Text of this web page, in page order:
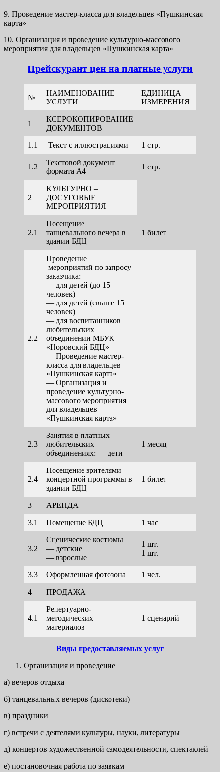
9. Проведение мастер-класса для владельцев «Пушкинская
карта»
10. Организация и проведение культурно-массового
мероприятия для владельцев «Пушкинская карта»
Прейскурант цен на платные услуги
№
НАИМЕНОВАНИЕ
УСЛУГИ
ЕДИНИЦА
ИЗМЕРЕНИЯ
1
КСЕРОКОПИРОВАНИЕ
ДОКУМЕНТОВ
1.1 Текст с иллюстрациями 1 стр.
1.2
Текстовой документ
формата А4
1 стр.
2
КУЛЬТУРНО –
ДОСУГОВЫЕ
МЕРОПРИЯТИЯ
2.1
Посещение
танцевального вечера в
здании БДЦ
1 билет
2.2
Проведение
мероприятий по запросу
заказчика:
— для детей (до 15
человек)
— для детей (свыше 15
человек)
— для воспитанников
любительских
объединений МБУК
«Норовский БДЦ»
— Проведение мастер-
класса для владельцев
«Пушкинская карта»
— Организация и
проведение культурно-
массового мероприятия
для владельцев
«Пушкинская карта»
2.3
Занятия в платных
любительских
объединениях: — дети
1 месяц
2.4
Посещение зрителями
концертной программы в
здании БДЦ
1 билет
3 АРЕНДА
3.1 Помещение БДЦ 1 час
3.2
Сценические костюмы
— детские
— взрослые
1 шт.
1 шт.
3.3 Оформленная фотозона 1 чел.
4 ПРОДАЖА
4.1
Репертуарно-
методических
материалов
1 сценарий
Виды предоставляемых услуг
Организация и проведение
а) вечеров отдыха
б) танцевальных вечеров (дискотеки)
в) праздники
г) встречи с деятелями культуры, науки, литературы
д) концертов художественной самодеятельности, спектаклей
е) постановочная работа по заявкам